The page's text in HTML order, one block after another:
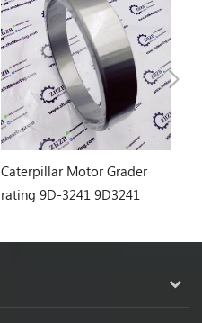
Caterpillar Motor Grader
rating 9D-3241 9D3241